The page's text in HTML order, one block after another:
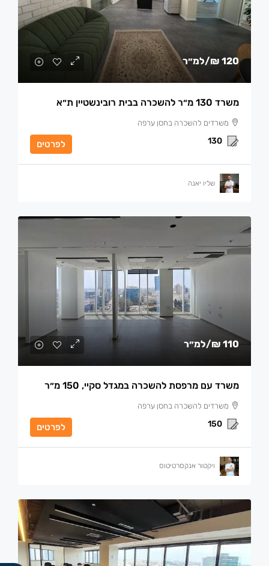
120 ₪ /למ״ר
משרד 130 מ״ר להשכרה בבית רובינשטיין ת״א
משרדים להשכרה בחסן ערפה
130 לפרטים
שליו יאנה
110 ₪ /למ״ר
משרד עם מרפסת להשכרה במגדל סקיי, 150 מ״ר
משרדים להשכרה בחסן ערפה
150 לפרטים
ויקטור אנקסרטיטוס